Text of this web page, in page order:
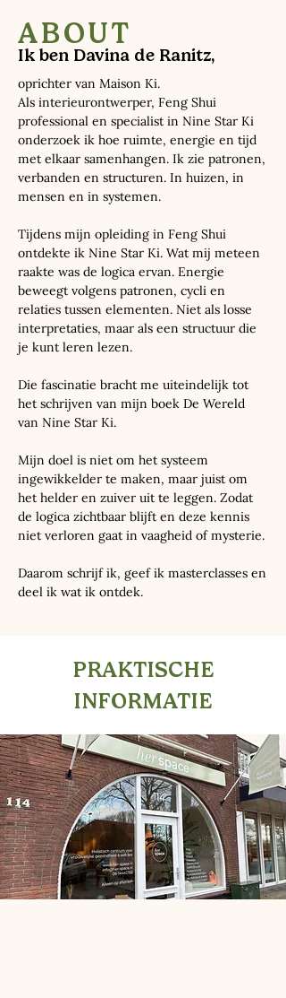
Ik ben Davina de Ranitz,
ABOUT
oprichter van Maison Ki.
Als interieurontwerper, Feng Shui
professional en specialist in Nine Star Ki
onderzoek ik hoe ruimte, energie en tijd
met elkaar samenhangen. Ik zie patronen,
verbanden en structuren. In huizen, in
mensen en in systemen.
Tijdens mijn opleiding in Feng Shui
ontdekte ik Nine Star Ki. Wat mij meteen
raakte was de logica ervan. Energie
beweegt volgens patronen, cycli en
relaties tussen elementen. Niet als losse
interpretaties, maar als een structuur die
je kunt leren lezen.
Die fascinatie bracht me uiteindelijk tot
het schrijven van mijn boek De Wereld
van Nine Star Ki.
Mijn doel is niet om het systeem
ingewikkelder te maken, maar juist om
het helder en zuiver uit te leggen. Zodat
de logica zichtbaar blijft en deze kennis
niet verloren gaat in vaagheid of mysterie.
Daarom schrijf ik, geef ik masterclasses en
deel ik wat ik ontdek.
PRAKTISCHE
INFORMATIE